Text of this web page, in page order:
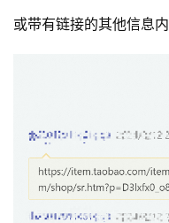
或带有链接的其他信息